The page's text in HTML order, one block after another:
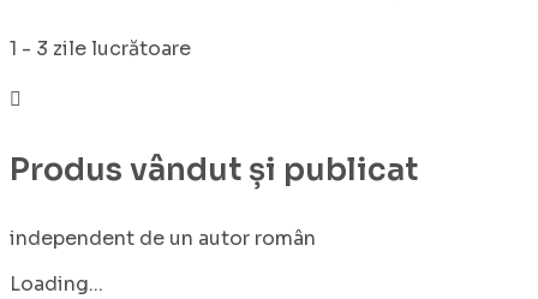
1 - 3 zile lucrătoare
Produs vândut și publicat
independent de un autor român
Loading...